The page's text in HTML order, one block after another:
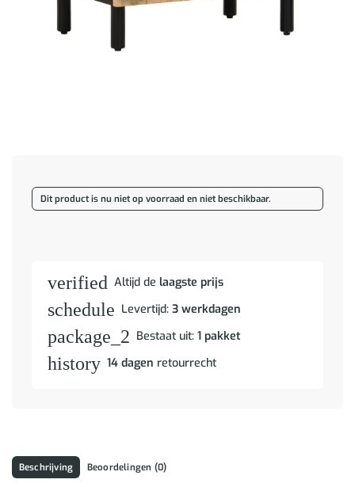
Dit product is nu niet op voorraad en niet beschikbaar.
verified Altijd de laagste prijs
schedule Levertijd: 3 werkdagen
package_2 Bestaat uit: 1 pakket
history 14 dagen retourrecht
Beschrijving Beoordelingen (0)